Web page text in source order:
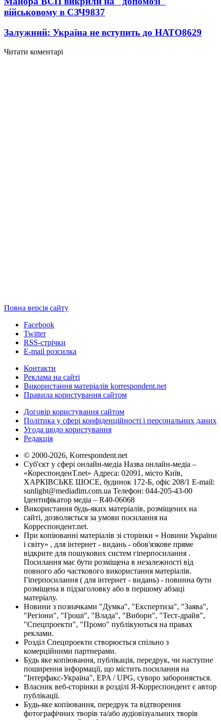
військовому в СЗЧ9837
Залужний: Україна не вступить до НАТО8629
Читати коментарі
Повна версія сайту
Facebook
Twitter
RSS-стрічки
E-mail розсилка
Контакти
Реклама на сайті
Використання матеріалів korrespondent.net
Правила користування сайтом
Договір користування сайтом
Політика у сфері конфіденційності і персональних даних
Угода щодо користування
Редакція
© 2000-2026, Korrespondent.net
Суб'єкт у сфері онлайн-медіа Назва онлайн-медіа –
«КореспонденТ.net» Адреса: 02091, місто Київ,
ХАРКІВСЬКЕ ШОСЕ, будинок 172-Б, офіс 208/1 E-mail:
sunlight@mediadim.com.ua Телефон: 044-205-43-00
Ідентифікатор медіа – R40-06068
Використання будь-яких матеріалів, розміщених на
сайті, дозволяється за умови посилання на
Корреспондент.net.
При копіюванні матеріалів зі сторінки « Новини України
і світу» , для інтернет - видань - обов'язкове пряме
відкрите для пошукових систем гіперпосилання .
Посилання має бути розміщена в незалежності від
повного або часткового використання матеріалів.
Гіперпосилання ( для інтернет - видань) - повинна бути
розміщена в підзаголовку або в першому абзаці
матеріалу.
Новини з позначками "Думка", "Експертиза", "Заява",
"Регіони", "Гроші", "Влада", "Вибори", "Тест-драйв",
"Спецпроекти", "Промо" публікуються на правах
реклами.
Розділ Спецпроекти створюється спільно з
комерційними партнерами.
Будь яке копіювання, публікація, передрук, чи наступне
поширення інформації, що містить посилання на
"Інтерфакс-Україна", EPA / UPG, суворо забороняється.
Власник веб-сторінки в розділі Я-Корреспондент є автор
публікації.
Будь-яке копіювання, передрук та відтворення
фотографічних творів та/або аудіовізуальних творів